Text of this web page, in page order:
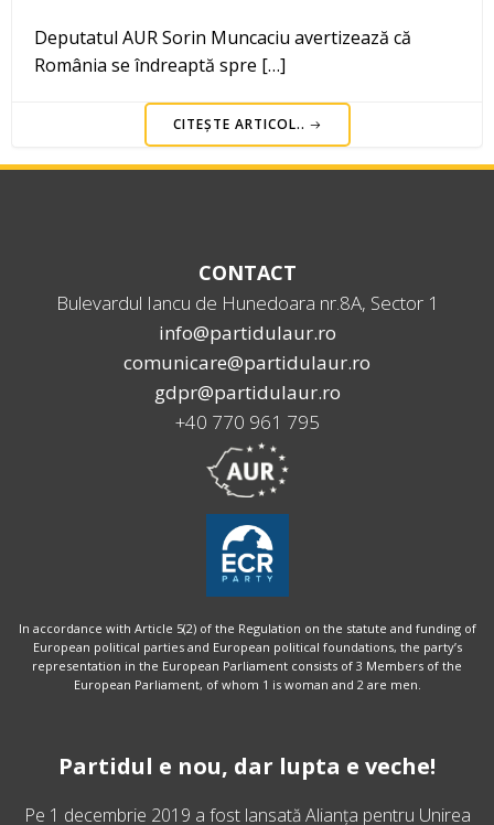
Deputatul AUR Sorin Muncaciu avertizează că
România se îndreaptă spre […]
CITEȘTE ARTICOL..
CONTACT
Bulevardul Iancu de Hunedoara nr.8A, Sector 1
info@partidulaur.ro
comunicare@partidulaur.ro
gdpr@partidulaur.ro
+40 770 961 795
In accordance with Article 5(2) of the Regulation on the statute and funding of
European political parties and European political foundations, the party’s
representation in the European Parliament consists of 3 Members of the
European Parliament, of whom 1 is woman and 2 are men.
Partidul e nou, dar lupta e veche!
Pe 1 decembrie 2019 a fost lansatăAlianța pentru Unirea